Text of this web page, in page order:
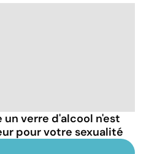
un verre d'alcool n'est
pour votre sexualité